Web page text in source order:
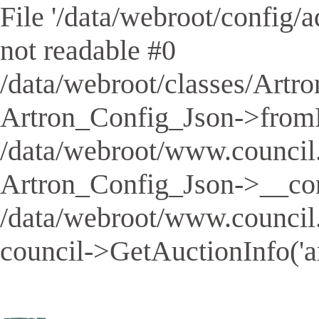
File '/data/webroot/config/
not readable #0
/data/webroot/classes/
Artron_Config_Json-
/data/webroot/
Artron_Config_Json-
/data/webroot/
council-